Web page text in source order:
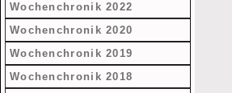
Wochenchronik 2022
Wochenchronik 2020
Wochenchronik 2019
Wochenchronik 2018